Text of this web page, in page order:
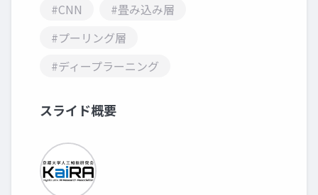
#CNN
#畳み込み層
#プーリング層
#ディープラーニング
スライド概要